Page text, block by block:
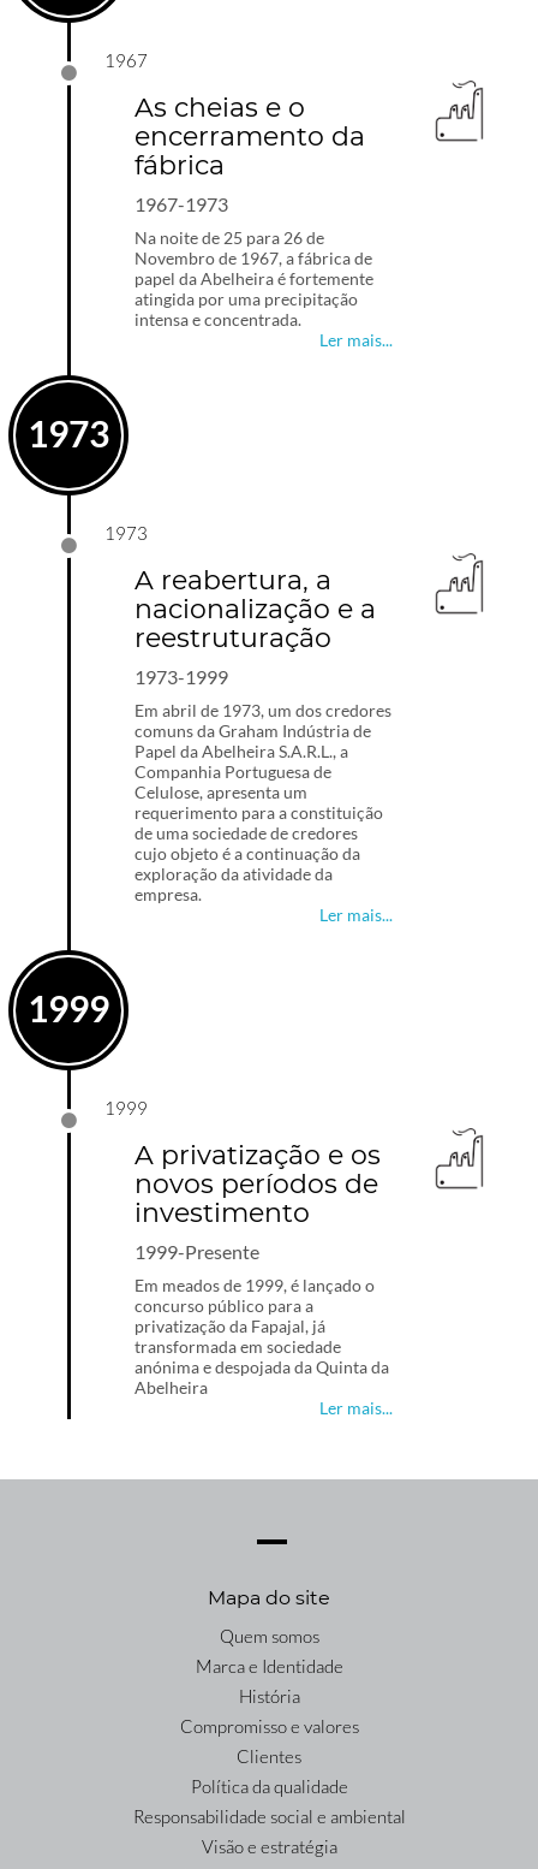
1967
As cheias e o
encerramento da
fábrica
1967-1973
Na noite de 25 para 26 de
Novembro de 1967, a fábrica de
papel da Abelheira é fortemente
atingida por uma precipitação
intensa e concentrada.
Ler mais...
1973
1973
A reabertura, a
nacionalização e a
reestruturação
1973-1999
Em abril de 1973, um dos credores
comuns da Graham Indústria de
Papel da Abelheira S.A.R.L., a
Companhia Portuguesa de
Celulose, apresenta um
requerimento para a constituição
de uma sociedade de credores
cujo objeto é a continuação da
exploração da atividade da
empresa.
Ler mais...
1999
1999
A privatização e os
novos períodos de
investimento
1999-Presente
Em meados de 1999, é lançado o
concurso público para a
privatização da Fapajal, já
transformada em sociedade
anónima e despojada da Quinta da
Abelheira
Ler mais...
Mapa do site
Quem somos
Marca e Identidade
História
Compromisso e valores
Clientes
Política da qualidade
Responsabilidade social e ambiental
Visão e estratégia